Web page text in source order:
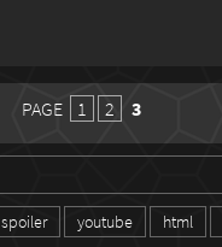
PAGE 1 2 3
spoiler youtube html